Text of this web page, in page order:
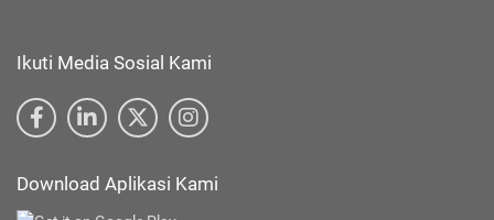
Ikuti Media Sosial Kami
Download Aplikasi Kami